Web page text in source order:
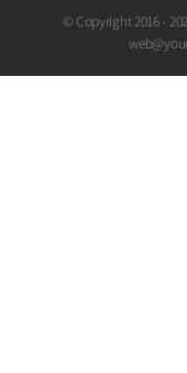
© Copyright 2016 -